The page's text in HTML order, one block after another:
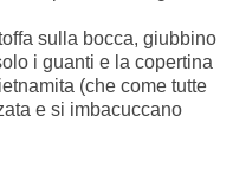
sulla bocca, giubbino
i guanti e la copertina
(che come tutte
e si imbacuccano